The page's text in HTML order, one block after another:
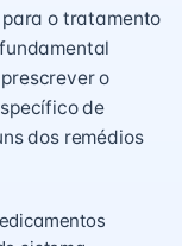
para o tratamento
o
de
dos remédios